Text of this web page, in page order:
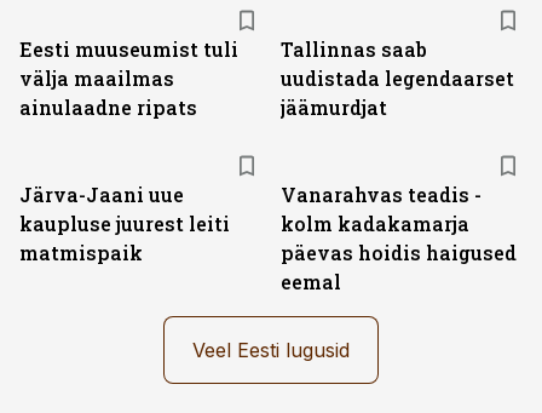
Eesti muuseumist tuli
välja maailmas
ainulaadne ripats
Tallinnas saab
uudistada legendaarset
jäämurdjat
Järva-Jaani uue
kaupluse juurest leiti
matmispaik
Vanarahvas teadis -
kolm kadakamarja
päevas hoidis haigused
eemal
Veel Eesti lugusid